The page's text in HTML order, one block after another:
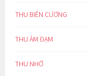
THU BIÊN CƯƠNG
THU ẢM ĐẠM
THU NHỚ